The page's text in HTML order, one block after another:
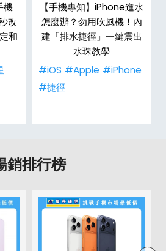
機
改
和
【手機專知】iPhone進水
怎麼辦？勿用吹風機！內
建「排水捷徑」一鍵震出
水珠教學
#iOS #Apple #iPhone
#捷徑
銷排行榜